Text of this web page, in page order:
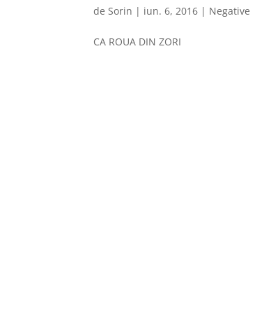
deSorin | iun. 6, 2016 | Negative
CA ROUA DIN ZORI